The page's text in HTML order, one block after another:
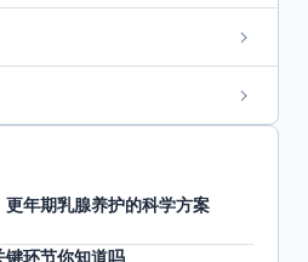
年期乳腺养护的科学方案
键环节你知道吗